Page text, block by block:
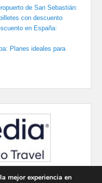
de San Sebastián:
con descuento
en España:
Planes ideales para
mejor experiencia en